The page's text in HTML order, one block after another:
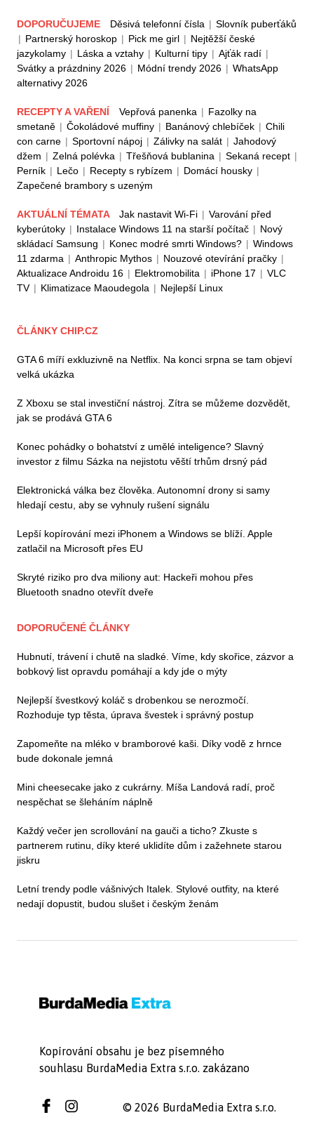
DOPORUČUJEME Děsivá telefonní čísla | Slovník puberťáků
| Partnerský horoskop | Pick me girl | Nejtěžší české
jazykolamy | Láska a vztahy | Kulturní tipy | Ajťák radí |
Svátky a prázdniny 2026 | Módní trendy 2026 | WhatsApp
alternativy 2026
RECEPTY A VAŘENÍ Vepřová panenka | Fazolky na
smetaně | Čokoládové muffiny | Banánový chlebíček | Chili
con carne | Sportovní nápoj | Zálivky na salát | Jahodový
džem | Zelná polévka | Třešňová bublanina | Sekaná recept |
Perník | Lečo | Recepty s rybízem | Domácí housky |
Zapečené brambory s uzeným
AKTUÁLNÍ TÉMATA Jak nastavit Wi-Fi | Varování před
kyberútoky | Instalace Windows 11 na starší počítač | Nový
skládací Samsung | Konec modré smrti Windows? | Windows
11 zdarma | Anthropic Mythos | Nouzové otevírání pračky |
Aktualizace Androidu 16 | Elektromobilita | iPhone 17 | VLC
TV | Klimatizace Maoudegola | Nejlepší Linux
ČLÁNKY CHIP.CZ
GTA 6 míří exkluzivně na Netflix. Na konci srpna se tam objeví
velká ukázka
Z Xboxu se stal investiční nástroj. Zítra se můžeme dozvědět,
jak se prodává GTA 6
Konec pohádky o bohatství z umělé inteligence? Slavný
investor z filmu Sázka na nejistotu věští trhům drsný pád
Elektronická válka bez člověka. Autonomní drony si samy
hledají cestu, aby se vyhnuly rušení signálu
Lepší kopírování mezi iPhonem a Windows se blíží. Apple
zatlačil na Microsoft přes EU
Skryté riziko pro dva miliony aut: Hackeři mohou přes
Bluetooth snadno otevřít dveře
DOPORUČENÉ ČLÁNKY
Hubnutí, trávení i chutě na sladké. Víme, kdy skořice, zázvor a
bobkový list opravdu pomáhají a kdy jde o mýty
Nejlepší švestkový koláč s drobenkou se nerozmočí.
Rozhoduje typ těsta, úprava švestek i správný postup
Zapomeňte na mléko v bramborové kaši. Díky vodě z hrnce
bude dokonale jemná
Mini cheesecake jako z cukrárny. Míša Landová radí, proč
nespěchat se šleháním náplně
Každý večer jen scrollování na gauči a ticho? Zkuste s
partnerem rutinu, díky které uklidíte dům i zažehnete starou
jiskru
Letní trendy podle vášnivých Italek. Stylové outfity, na které
nedají dopustit, budou slušet i českým ženám
Kopírování obsahu je bez písemného
souhlasu BurdaMedia Extra s.r.o. zakázano
© 2026 BurdaMedia Extra s.r.o.